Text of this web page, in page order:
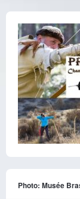
Photo: Musée